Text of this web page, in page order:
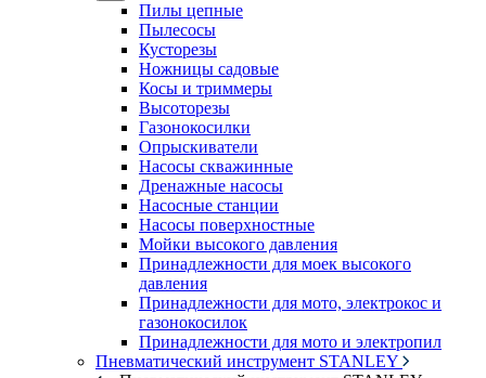
Пилы цепные
Пылесосы
Кусторезы
Ножницы садовые
Косы и триммеры
Высоторезы
Газонокосилки
Опрыскиватели
Насосы скважинные
Дренажные насосы
Насосные станции
Насосы поверхностные
Мойки высокого давления
Принадлежности для моек высокого
давления
Принадлежности для мото, электрокос и
газонокосилок
Принадлежности для мото и электропил
Пневматический инструмент STANLEY